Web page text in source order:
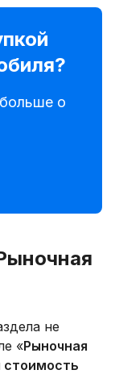
о
не
«Рыночная
стоимость